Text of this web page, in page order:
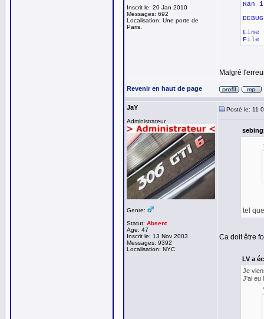
Inscrit le: 20 Jan 2010
Messages: 692
Localisation: Une porte de
Paris.
Ran
Line
File
Malgré
Revenir en haut de page
JaY
Administrateur
Genre:
Statut: Absent
Age: 47
Inscrit le: 13 Nov 2003
Messages: 9392
Localisation: NYC
Posté le: 11
tel
Ca doit être
LV a
Je
J'ai eu